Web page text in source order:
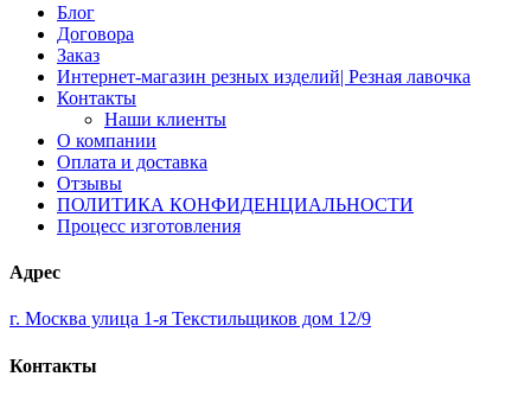
Блог
Договора
Заказ
Интернет-магазин резных изделий| Резная лавочка
Контакты
Наши клиенты
О компании
Оплата и доставка
Отзывы
ПОЛИТИКА КОНФИДЕНЦИАЛЬНОСТИ
Процесс изготовления
Адрес
г. Москва улица 1-я Текстильщиков дом 12/9
Контакты